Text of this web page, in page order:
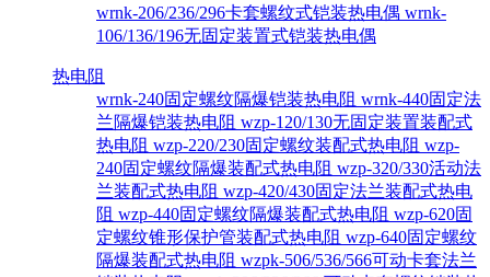
wrnk-206/236/296卡套螺纹式铠装热电偶 wrnk-
106/136/196无固定装置式铠装热电偶
热电阻
wrnk-240固定螺纹隔爆铠装热电阻 wrnk-440固定法
兰隔爆铠装热电阻 wzp-120/130无固定装置装配式
热电阻 wzp-220/230固定螺纹装配式热电阻 wzp-
240固定螺纹隔爆装配式热电阻 wzp-320/330活动法
兰装配式热电阻 wzp-420/430固定法兰装配式热电
阻 wzp-440固定螺纹隔爆装配式热电阻 wzp-620固
定螺纹锥形保护管装配式热电阻 wzp-640固定螺纹
隔爆装配式热电阻 wzpk-506/536/566可动卡套法兰